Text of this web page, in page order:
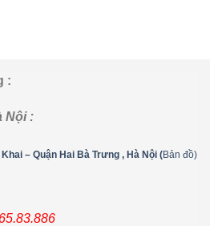
:
Nội :
– Quận Hai Bà Trưng , Hà Nội (Bản đồ)